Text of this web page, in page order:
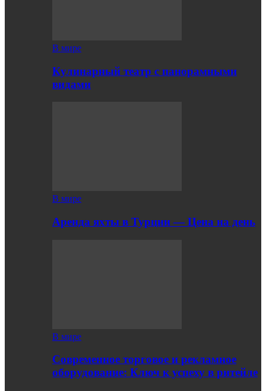
В мире
Кулинарный театр с панорамными
видами
В мире
Аренда яхты в Турции — Цена на день
В мире
Современное торговое и рекламное
оборудование: Ключ к успеху в ритейле